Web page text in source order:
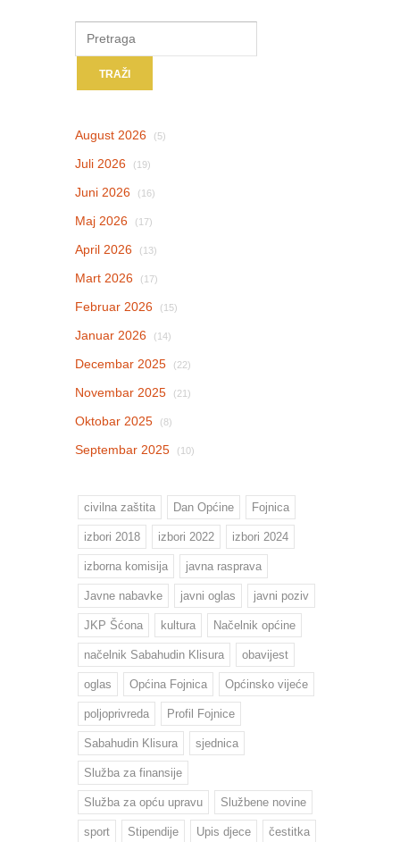
August 2026 (5)
Juli 2026 (19)
Juni 2026 (16)
Maj 2026 (17)
April 2026 (13)
Mart 2026 (17)
Februar 2026 (15)
Januar 2026 (14)
Decembar 2025 (22)
Novembar 2025 (21)
Oktobar 2025 (8)
Septembar 2025 (10)
civilna zaštita Dan Općine Fojnica
izbori 2018 izbori 2022 izbori 2024
izborna komisija javna rasprava
Javne nabavke javni oglas javni poziv
JKP Šćona kultura Načelnik općine
načelnik Sabahudin Klisura obavijest
oglas Općina Fojnica Općinsko vijeće
poljoprivreda Profil Fojnice
Sabahudin Klisura sjednica
Služba za finansije
Služba za opću upravu Službene novine
sport Stipendije Upis djece čestitka